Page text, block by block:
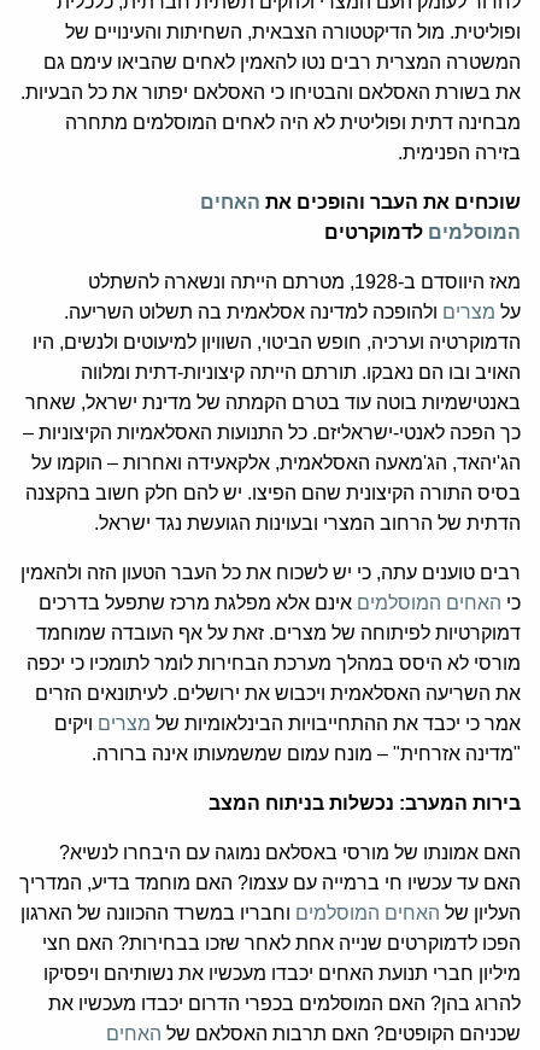
ופוליטית. מול הדיקטטורה הצבאית, השחיתות והעינויים של
המשטרה המצרית רבים נטו להאמין לאחים שהביאו עימם גם
את בשורת האסלאם והבטיחו כי האסלאם יפתור את כל הבעיות.
מבחינה דתית ופוליטית לא היה לאחים המוסלמים מתחרה
בזירה הפנימית.
שוכחים את העבר והופכים את האחים
המוסלמים לדמוקרטים
מאז היווסדם ב-1928, מטרתם הייתה ונשארה להשתלט
על מצרים ולהופכה למדינה אסלאמית בה תשלוט השריעה.
הדמוקרטיה וערכיה, חופש הביטוי, השוויון למיעוטים ולנשים, היו
האויב ובו הם נאבקו. תורתם הייתה קיצוניות-דתית ומלווה
באנטישמיות בוטה עוד בטרם הקמתה של מדינת ישראל, שאחר
כך הפכה לאנטי-ישראליזם. כל התנועות האסלאמיות הקיצוניות –
הג'יהאד, הג'מאעה האסלאמית, אלקאעידה ואחרות – הוקמו על
בסיס התורה הקיצונית שהם הפיצו. יש להם חלק חשוב בהקצנה
הדתית של הרחוב המצרי ובעוינות הגועשת נגד ישראל.
רבים טוענים עתה, כי יש לשכוח את כל העבר הטעון הזה ולהאמין
כי האחים המוסלמים אינם אלא מפלגת מרכז שתפעל בדרכים
דמוקרטיות לפיתוחה של מצרים. זאת על אף העובדה שמוחמד
מורסי לא היסס במהלך מערכת הבחירות לומר לתומכיו כי יכפה
את השריעה האסלאמית ויכבוש את ירושלים. לעיתונאים הזרים
אמר כי יכבד את ההתחייבויות הבינלאומיות של מצרים ויקים
"מדינה אזרחית" – מונח עמום שמשמעותו אינה ברורה.
בירות המערב: נכשלות בניתוח המצב
האם אמונתו של מורסי באסלאם נמוגה עם היבחרו לנשיא?
האם עד עכשיו חי ברמייה עם עצמו? האם מוחמד בדיע, המדריך
העליון של האחים המוסלמים וחבריו במשרד ההכוונה של הארגון
הפכו לדמוקרטים שנייה אחת לאחר שזכו בבחירות? האם חצי
מיליון חברי תנועת האחים יכבדו מעכשיו את נשותיהם ויפסיקו
להרוג בהן? האם המוסלמים בכפרי הדרום יכבדו מעכשיו את
שכניהם הקופטים? האם תרבות האסלאם של האחים